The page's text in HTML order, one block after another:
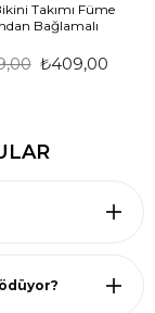
Takımı Füme
Bağlamalı
₺409,00